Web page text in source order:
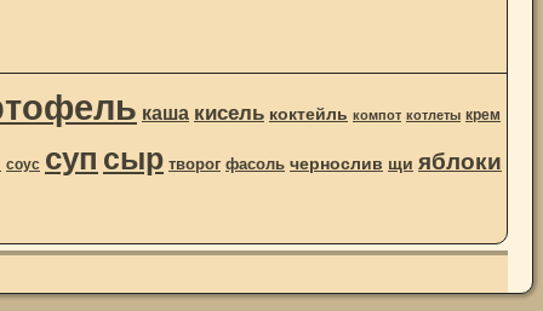
каша кисель коктейль компот котлеты крем
соус супсыр творог фасоль чернослив щи яблоки